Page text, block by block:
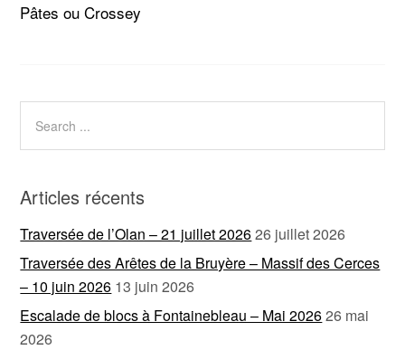
Pâtes ou Crossey
Articles récents
Traversée de l’Olan – 21 juillet 202626 juillet 2026
Traversée des Arêtes de la Bruyère – Massif des Cerces
– 10 juin 2026 13 juin 2026
Escalade de blocs à Fontainebleau – Mai 202626 mai
2026